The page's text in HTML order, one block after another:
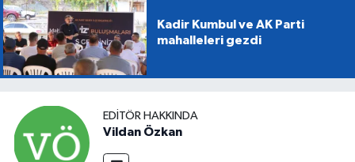
Kadir Kumbul ve AK Parti
mahalleleri gezdi
EDITÖR HAKKINDA
Vildan Özkan